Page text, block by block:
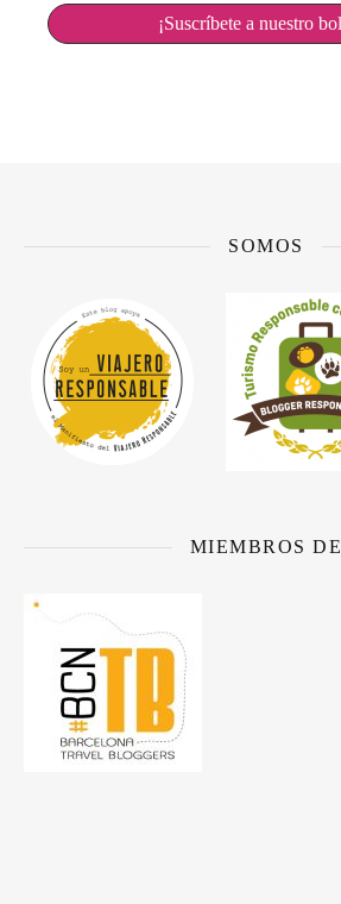
SOMOS
MIEMBROS DE